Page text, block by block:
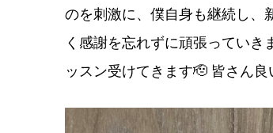
のを刺激に、僕自身も継続し、
く感謝を忘れずに頑張ってい
ッスン受けてきます🫡 皆さん良